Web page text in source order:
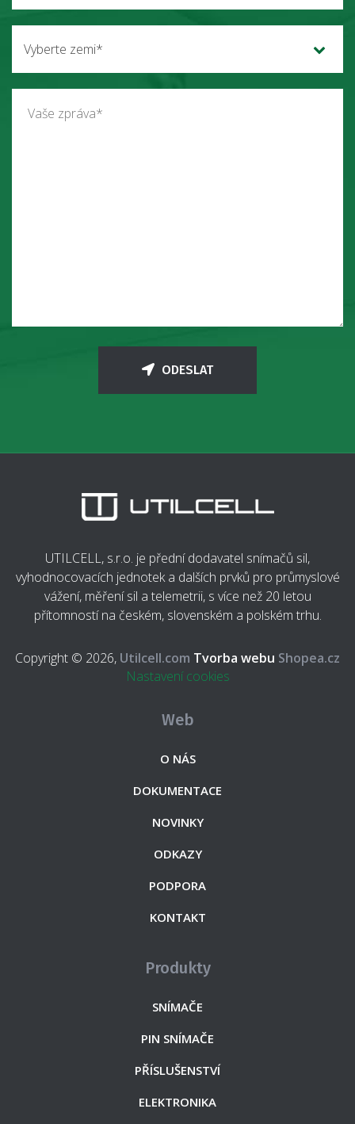
Vyberte zemi*
ODESLAT
UTILCELL, s.r.o. je přední dodavatel snímačů sil,
vyhodnocovacích jednotek a dalších prvků pro průmyslové
vážení, měření sil a telemetrii, s více než 20 letou
přítomností na českém, slovenském a polském trhu.
Copyright © 2026, Utilcell.com Tvorba webu Shopea.cz
Nastavení cookies
Web
O NÁS
DOKUMENTACE
NOVINKY
ODKAZY
PODPORA
KONTAKT
Produkty
SNÍMAČE
PIN SNÍMAČE
PŘÍSLUŠENSTVÍ
ELEKTRONIKA